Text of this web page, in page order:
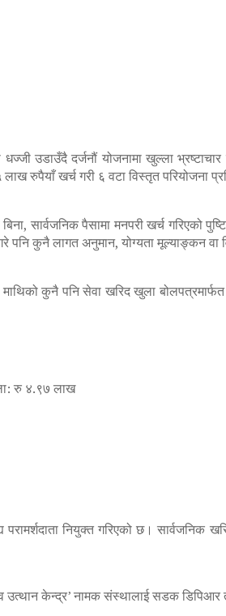
धज्जी उडाउँदै दर्जनौं योजनामा खुल्ला
रुपैयाँ खर्च गरी ६ वटा विस्तृत परियोजना
सार्वजनिक पैसामा मनपरी खर्च
कुनै लागत अनुमान, योग्यता मूल्याङ्कन वा
कुनै पनि सेवा खरिद खुला बोलपत्रमार्फत
रु ४.९७ लाख
परामर्शदाता नियुक्त गरिएको छ।
उत्थान केन्द्र’ नामक संस्थालाई सडक